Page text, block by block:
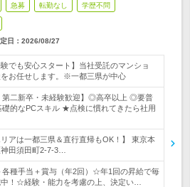
急募 転勤なし 学歴不問
日： 2026/08/27
でも安心スタート】当社受託のマンショ
お任せします。※一都三県が中心
第二新卒・未経験歓迎】◎高卒以上 ◎要普
的なPCスキル ★点検に慣れてきたら社用
リアは一都三県＆直行直帰もOK！】 東京本
田須田町2-7-3…
各種手当＋賞与（年2回）☆年1回の昇給で毎
！☆経験・能力を考慮の上、決定い…